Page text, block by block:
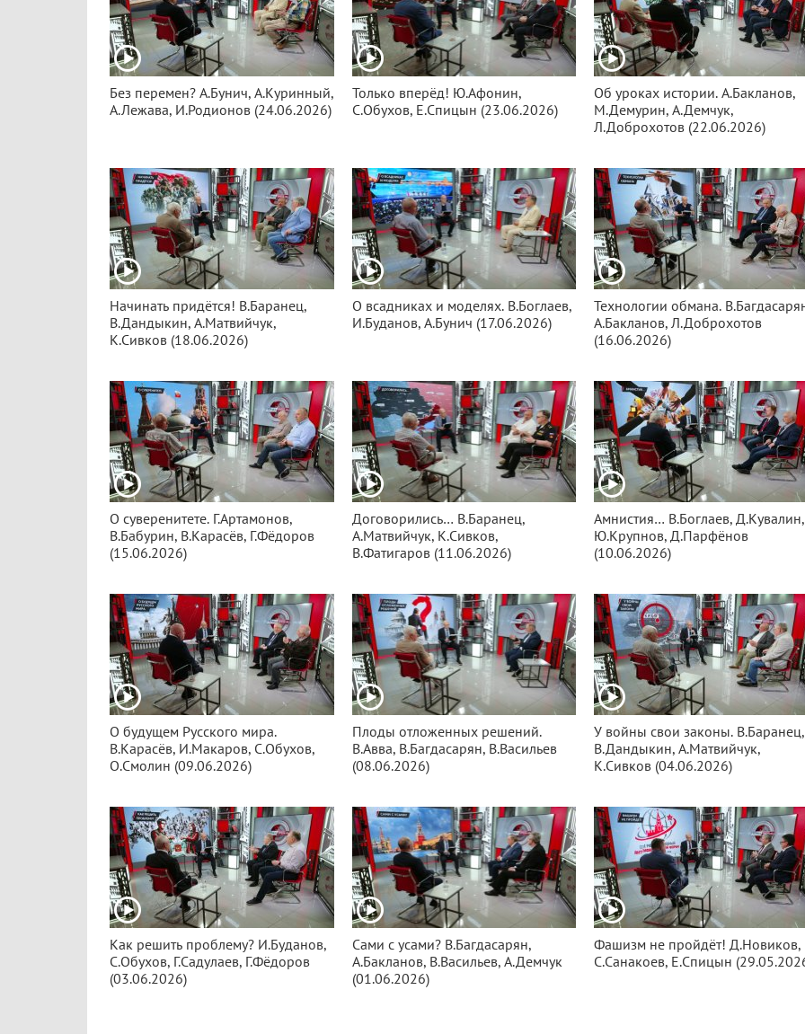
Без перемен? А.Бунич, А.Куринный,
А.Лежава, И.Родионов (24.06.2026)
Только вперёд! Ю.Афонин,
С.Обухов, Е.Спицын (23.06.2026)
Об уроках истории. А.Бакланов,
М.Демурин, А.Демчук,
Л.Доброхотов (22.06.2026)
Начинать придётся! В.Баранец,
В.Дандыкин, А.Матвийчук,
К.Сивков (18.06.2026)
О всадниках и моделях. В.Боглаев,
И.Буданов, А.Бунич (17.06.2026)
Технологии обмана.
А.Бакланов, Л.Доброхотов
(16.06.2026)
О суверенитете. Г.Артамонов,
В.Бабурин, В.Карасёв, Г.Фёдоров
(15.06.2026)
Договорились… В.Баранец,
А.Матвийчук, К.Сивков,
В.Фатигаров (11.06.2026)
Амнистия… В.Боглаев, Д.Кувалин,
Ю.Крупнов, Д.Парфёнов
(10.06.2026)
О будущем Русского мира.
В.Карасёв, И.Макаров, С.Обухов,
О.Смолин (09.06.2026)
Плоды отложенных решений.
В.Авва, В.Багдасарян, В.Васильев
(08.06.2026)
У войны свои законы. В.Баранец,
В.Дандыкин, А.Матвийчук,
К.Сивков (04.06.2026)
Как решить проблему? И.Буданов,
С.Обухов, Г.Садулаев, Г.Фёдоров
(03.06.2026)
Сами с усами? В.Багдасарян,
А.Бакланов, В.Васильев, А.Демчук
(01.06.2026)
Фашизм не пройдёт! Д.Новиков,
С.Санакоев, Е.Спицын